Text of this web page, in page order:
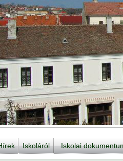
Iskoláról Iskolai